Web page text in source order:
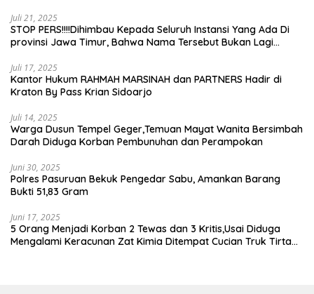
Juli 21, 2025
STOP PERS!!!!Dihimbau Kepada Seluruh Instansi Yang Ada Di
provinsi Jawa Timur, Bahwa Nama Tersebut Bukan Lagi
Juli 17, 2025
Kantor Hukum RAHMAH MARSINAH dan PARTNERS Hadir di
Kraton By Pass Krian Sidoarjo
Juli 14, 2025
Warga Dusun Tempel Geger,Temuan Mayat Wanita Bersimbah
Darah Diduga Korban Pembunuhan dan Perampokan
Juni 30, 2025
Polres Pasuruan Bekuk Pengedar Sabu, Amankan Barang
Bukti 51,83 Gram
Juni 17, 2025
5 Orang Menjadi Korban 2 Tewas dan 3 Kritis,Usai Diduga
Mengalami Keracunan Zat Kimia Ditempat Cucian Truk Tirta